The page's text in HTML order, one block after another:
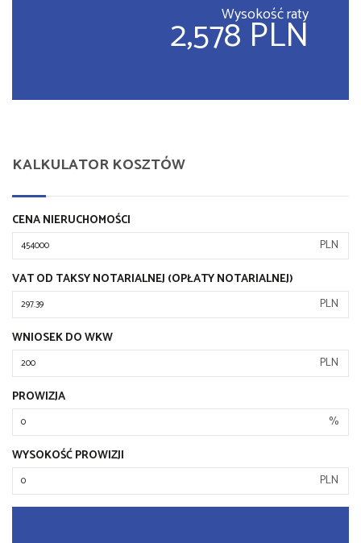
Wysokość raty
2,578 PLN
KALKULATOR KOSZTÓW
CENA NIERUCHOMOŚCI
PLN
VAT OD TAKSY NOTARIALNEJ (OPŁATY NOTARIALNEJ)
PLN
WNIOSEK DO WKW
PLN
PROWIZJA
%
WYSOKOŚĆ PROWIZJI
PLN